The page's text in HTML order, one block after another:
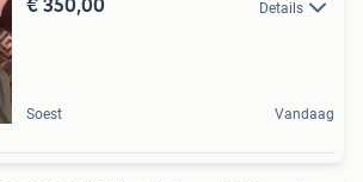
Details
Soest Vandaag